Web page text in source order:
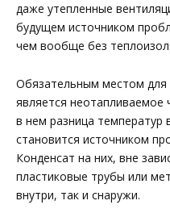
даже утепленные
будущем источником
чем вообще без
Обязательным местом для
является
в нем разница температур
становится источником
Конденсат на них, вне
пластиковые трубы или
внутри, так и снаружи.